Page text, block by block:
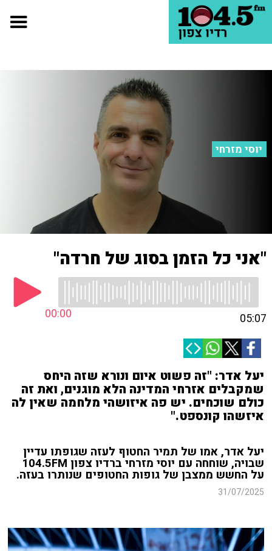
יוסי מזרחי
"אני כל הזמן בסוג של חרדה"
00:00 05:07
יעל אדר: "זה פשוט איום ונורא שזה היחס
שמקבלים אזרחי המדינה הלא מוגנים, ואת זה
כולם שוכחים. יש פה איזושהי מלחמה שאין לה
איזשהו קונספט."
יעל אדר, אמו של תמיר החטוף לעזה שגופתו עדיין
שבויה, שוחחה עם יוסי מזרחי ברדיו צפון 104.5FM
על החשש ממצבן של גופות החטופים שנותרו בעזה.
31/07/2025